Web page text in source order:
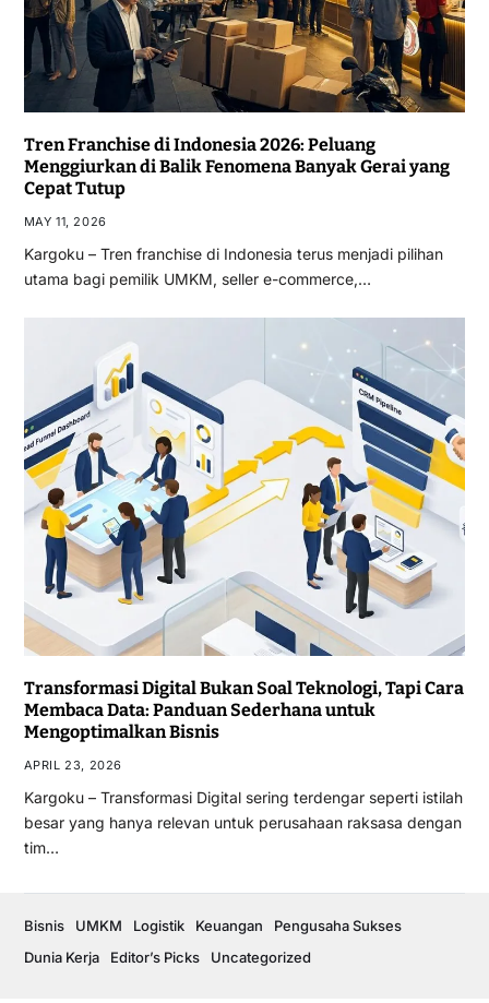
Tren Franchise di Indonesia 2026: Peluang
Menggiurkan di Balik Fenomena Banyak Gerai yang
Cepat Tutup
MAY 11, 2026
Kargoku – Tren franchise di Indonesia terus menjadi pilihan
utama bagi pemilik UMKM, seller e-commerce,…
Transformasi Digital Bukan Soal Teknologi, Tapi Cara
Membaca Data: Panduan Sederhana untuk
Mengoptimalkan Bisnis
APRIL 23, 2026
Kargoku – Transformasi Digital sering terdengar seperti istilah
besar yang hanya relevan untuk perusahaan raksasa dengan
tim…
Bisnis UMKM Logistik Keuangan
Pengusaha Sukses
Dunia Kerja
Editor’s Picks Uncategorized